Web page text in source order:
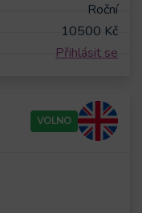
Roční
10500 Kč
Přihlásit se
VOLNO